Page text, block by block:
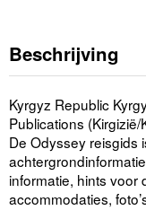
Beschrijving
Kyrgyz Republic
Publications (Kirgizië/
De Odyssey reisgids
informatie, hints voor
accommodaties,